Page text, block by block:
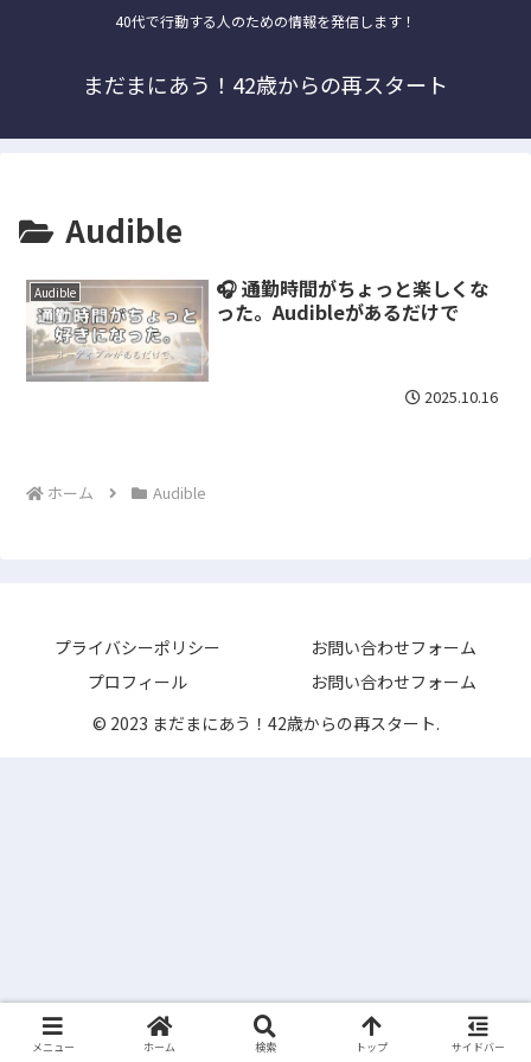
40代で行動する人のための情報を発信します！
まだまにあう！42歳からの再スタート
Audible
Audible
🎧 通勤時間がちょっと楽しくな
った。Audibleがあるだけで
2025.10.16
ホーム Audible
プライバシーポリシー
お問い合わせフォーム
プロフィール
お問い合わせフォーム
© 2023 まだまにあう！42歳からの再スタート.
メニュー ホーム 検索 トップ サイドバー